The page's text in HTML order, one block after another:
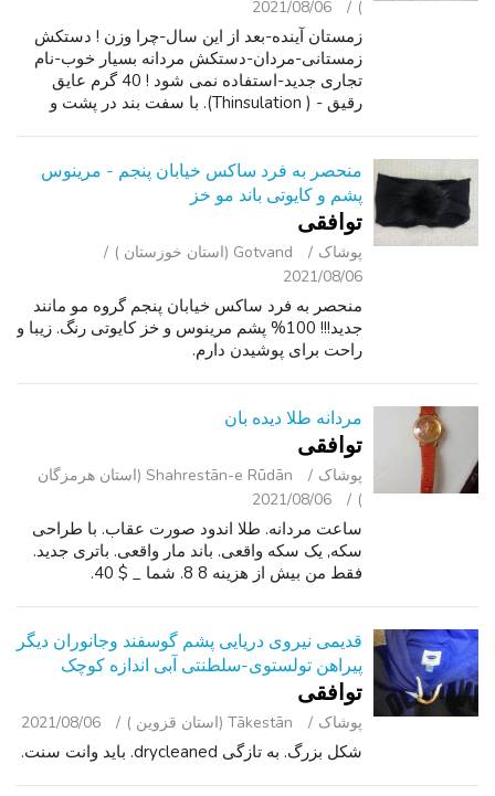
)
2021/08/06
زمستان آینده-بعد از این سال-چرا وزن ! دستکش
زمستانی-مردان-دستکش مردانه بسیار خوب-نام
تجاری جدید-استفاده نمی شود ! 40 گرم عایق
رقیق - ( Thinsulation). با سفت بند در پشت و
منحصر به فرد ساکس خیابان پنجم - مرینوس
پشم و کایوتی باند مو خز
توافقی
پوشاک
Gotvand (استان خوزستان )
2021/08/06
منحصر به فرد ساکس خیابان پنجم گروه مو مانند
جدید!!! 100% پشم مرینوس و خز کایوتی رنگ. زیبا و
راحت برای پوشیدن دارم.
مردانه طلا دیده بان
توافقی
پوشاک
Shahrestān-e Rūdān (استان هرمزگان
)
2021/08/06
ساعت مردانه. طلا اندود صورت عقاب. با طراحی
سکه, یک سکه واقعی. باند مار واقعی. باتری جدید.
فقط من بیش از هزینه 8 8. شما _ $ 40.
قدیمی نیروی دریایی پشم گوسفند وجانوران دیگر
پیراهن تولستوی-سلطنتی آبی اندازه کوچک
توافقی
پوشاک Tākestān (استان قزوین ) 2021/08/06
شکل بزرگ. به تازگی drycleaned. باید وانت سنت.